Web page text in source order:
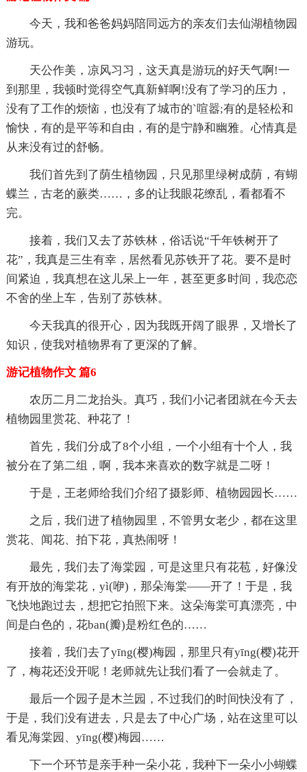
今天，我和爸爸妈妈陪同远方的亲友们去仙湖植物园
游玩。
天公作美，凉风习习，这天真是游玩的好天气啊!一
到那里，我顿时觉得空气真新鲜啊!没有了学习的压力，
没有了工作的烦恼，也没有了城市的`喧嚣;有的是轻松和
愉快，有的是平等和自由，有的是宁静和幽雅。心情真是
从来没有过的舒畅。
我们首先到了荫生植物园，只见那里绿树成荫，有蝴
蝶兰，古老的蕨类……，多的让我眼花缭乱，看都看不
完。
接着，我们又去了苏铁林，俗话说“千年铁树开了
花”，我真是三生有幸，居然看见苏铁开了花。要不是时
间紧迫，我真想在这儿呆上一年，甚至更多时间，我恋恋
不舍的坐上车，告别了苏铁林。
今天我真的很开心，因为我既开阔了眼界，又增长了
知识，使我对植物界有了更深的了解。
游记植物作文 篇6
农历二月二龙抬头。真巧，我们小记者团就在今天去
植物园里赏花、种花了！
首先，我们分成了8个小组，一个小组有十个人，我
被分在了第二组，啊，我本来喜欢的数字就是二呀！
于是，王老师给我们介绍了摄影师、植物园园长……
之后，我们进了植物园里，不管男女老少，都在这里
赏花、闻花、拍下花，真热闹呀！
最先，我们去了海棠园，可是这里只有花苞，好像没
有开放的海棠花，yì(咿)，那朵海棠——开了！于是，我
飞快地跑过去，想把它拍照下来。这朵海棠可真漂亮，中
间是白色的，花ban(瓣)是粉红色的……
接着，我们去了yīng(樱)梅园，那里只有yīng(樱)花开
了，梅花还没开呢！老师就先让我们看了一会就走了。
最后一个园子是木兰园，不过我们的时间快没有了，
于是，我们没有进去，只是去了中心广场，站在这里可以
看见海棠园、yīng(樱)梅园……
下一个环节是亲手种一朵小花，我种下一朵小小蝴蝶